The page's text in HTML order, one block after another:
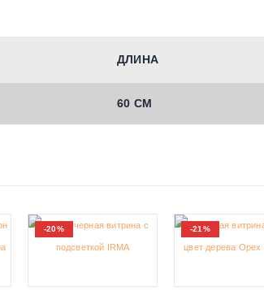
ДЛИНА
60 СМ
-20% -21%